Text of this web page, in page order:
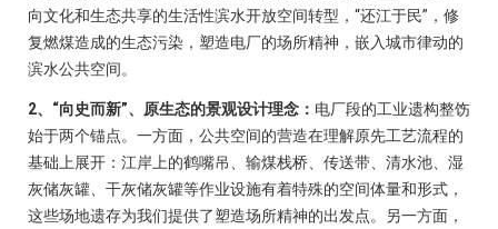
向文化和生态共享的生活性滨水开放空间转型，“还江于民”，修
复燃煤造成的生态污染，塑造电厂的场所精神，嵌入城市律动的
滨水公共空间。
2、“向史而新”、原生态的景观设计理念： 电厂段的工业遗构整饬
始于两个锚点。一方面，公共空间的营造在理解原先工艺流程的
基础上展开：江岸上的鹤嘴吊、输煤栈桥、传送带、清水池、湿
灰储灰罐、干灰储灰罐等作业设施有着特殊的空间体量和形式，
这些场地遗存为我们提供了塑造场所精神的出发点。另一方面，